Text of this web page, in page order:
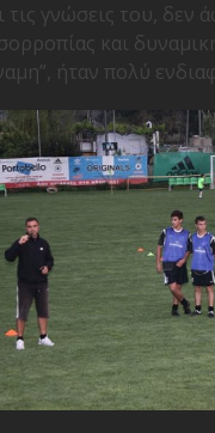
τις γνώσεις του,
και
ήταν πολύ